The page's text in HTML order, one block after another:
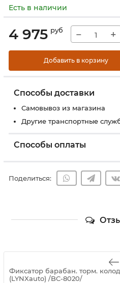
Есть в наличии
4 975 руб − +
Добавить в корзину
Способы доставки
Самовывоз из магазина
Другие транспортные
Способы оплаты
Поделиться:
Фиксатор барабан. торм.
(LYNXauto) /BC-8020/